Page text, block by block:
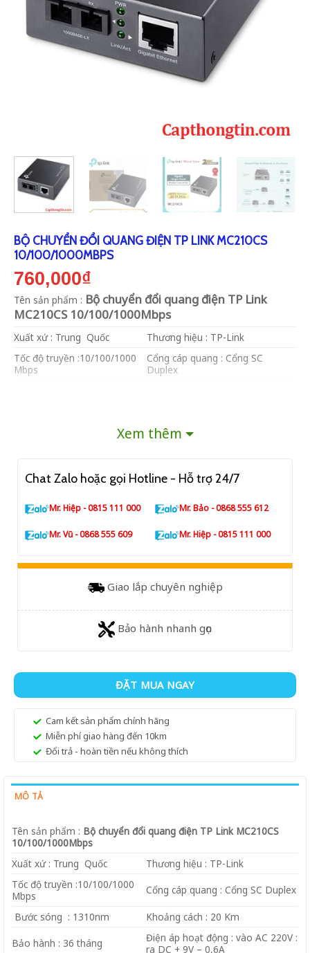
BỘ CHUYỂN ĐỔI QUANG ĐIỆN TP LINK MC210CS
10/100/1000MBPS
760,000₫
Tên sản phẩm : Bộ chuyển đổi quang điện TP Link
MC210CS 10/100/1000Mbps
Xuất xứ : Trung Quốc
Thương hiệu : TP-Link
Tốc độ truyền :10/100/1000
Mbps
Cổng cáp quang : Cổng SC
Duplex
Xem thêm
Chat Zalo hoặc gọi Hotline - Hỗ trợ 24/7
Mr. Hiệp - 0815 111 000 Mr. Bảo - 0868 555 612
Mr. Vũ - 0868 555 609 Mr. Hiệp - 0815 111 000
Giao lắp chuyên nghiệp
Bảo hành nhanh gọn
ĐẶT MUA NGAY
Cam kết sản phẩm chính hãng
Miễn phí giao hàng đến 10km
Đổi trả - hoàn tiền nếu không thích
MÔ TẢ
Tên sản phẩm : Bộ chuyển đổi quang điện TP Link MC210CS
10/100/1000Mbps
Xuất xứ : Trung Quốc
Thương hiệu : TP-Link
Tốc độ truyền :10/100/1000
Mbps
Cổng cáp quang : Cổng SC Duplex
Bước sóng : 1310nm
Khoảng cách : 20 Km
Bảo hành : 36 tháng
Điện áp hoạt động : vào AC 220V :
ra DC + 9V – 0,6A